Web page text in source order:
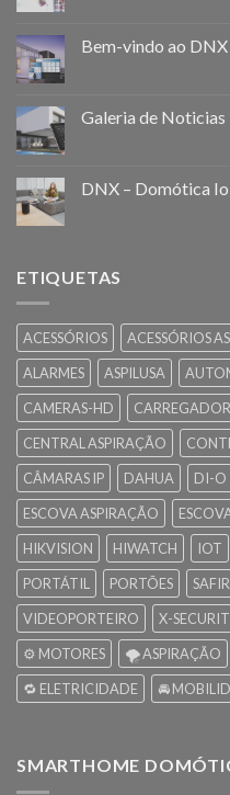
Bem-vindo ao
Galeria de
DNX – Domótica
ETIQUETAS
ACESSÓRIOS ACESSÓRIOS
ALARMES
ASPILUSA
CAMERAS-HD
CARREGADOR
CENTRAL ASPIRAÇÃO
CÂMARAS IP
DAHUA DI-O
ESCOVA ASPIRAÇÃO
HIKVISION
HIWATCH IOT
PORTÁTIL
PORTÕES
VIDEOPORTEIRO
X-
⚙️ MOTORES
🌪️ ASPIRAÇÃO
🔁 ELETRICIDADE
🚘
SMARTHOME